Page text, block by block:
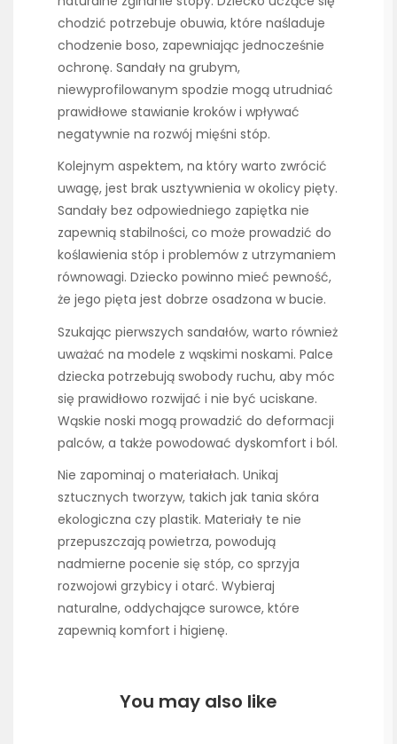
chodzić potrzebuje obuwia, które naśladuje
chodzenie boso, zapewniając jednocześnie
ochronę. Sandały na grubym,
niewyprofilowanym spodzie mogą utrudniać
prawidłowe stawianie kroków i wpływać
negatywnie na rozwój mięśni stóp.
Kolejnym aspektem, na który warto zwrócić
uwagę, jest brak usztywnienia w okolicy pięty.
Sandały bez odpowiedniego zapiętka nie
zapewnią stabilności, co może prowadzić do
koślawienia stóp i problemów z utrzymaniem
równowagi. Dziecko powinno mieć pewność,
że jego pięta jest dobrze osadzona w bucie.
Szukając pierwszych sandałów, warto również
uważać na modele z wąskimi noskami. Palce
dziecka potrzebują swobody ruchu, aby móc
się prawidłowo rozwijać i nie być uciskane.
Wąskie noski mogą prowadzić do deformacji
palców, a także powodować dyskomfort i ból.
Nie zapominaj o materiałach. Unikaj
sztucznych tworzyw, takich jak tania skóra
ekologiczna czy plastik. Materiały te nie
przepuszczają powietrza, powodują
nadmierne pocenie się stóp, co sprzyja
rozwojowi grzybicy i otarć. Wybieraj
naturalne, oddychające surowce, które
zapewnią komfort i higienę.
You may also like